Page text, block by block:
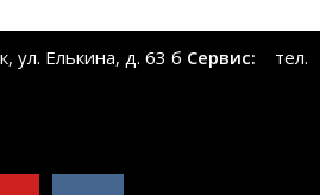
ул. Елькина, д. 63 б Сервис: тел.